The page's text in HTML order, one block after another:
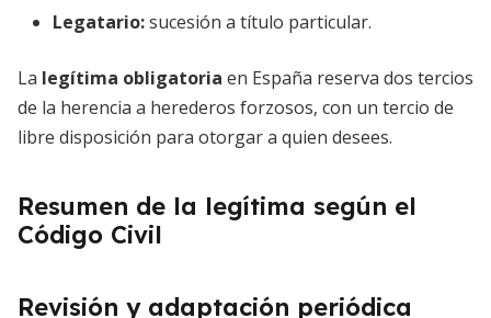
Legatario:sucesión a título particular.
La legítima obligatoria en España reserva dos tercios
de la herencia a herederos forzosos, con un tercio de
libre disposición para otorgar a quien desees.
Resumen de la legítima según el
Código Civil
Revisión y adaptación periódica